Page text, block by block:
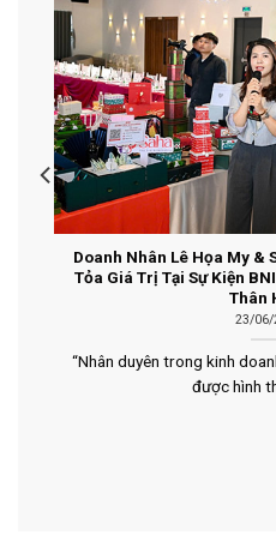
Doanh Nhân Lê Họa My &
Tỏa Giá Trị Tại Sự Kiện
Thân
23/06/
“Nhân duyên trong kinh
được hình